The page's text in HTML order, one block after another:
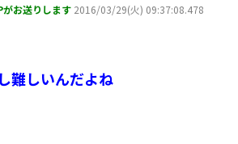
お送りします 2016/03/29(火) 09:37:08.478
難しいんだよね